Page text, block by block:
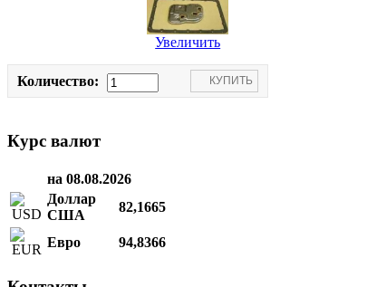
Увеличить
Количество:
Курс валют
на 08.08.2026
Доллар
США
82,1665
Евро 94,8366